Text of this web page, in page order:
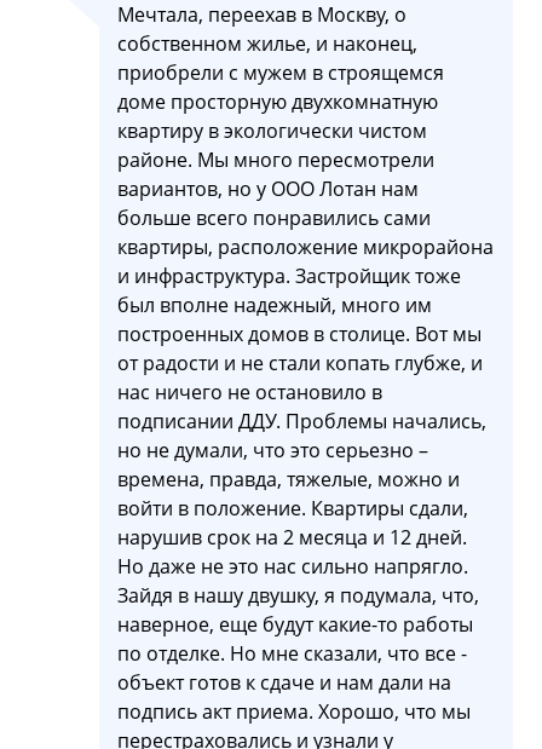
Мечтала, переехав в Москву, о
собственном жилье, и наконец,
приобрели с мужем в строящемся
доме просторную двухкомнатную
квартиру в экологически чистом
районе. Мы много пересмотрели
вариантов, но у ООО Лотан нам
больше всего понравились сами
квартиры, расположение микрорайона
и инфраструктура. Застройщик тоже
был вполне надежный, много им
построенных домов в столице. Вот мы
от радости и не стали копать глубже, и
нас ничего не остановило в
подписании ДДУ. Проблемы начались,
но не думали, что это серьезно –
времена, правда, тяжелые, можно и
войти в положение. Квартиры сдали,
нарушив срок на 2 месяца и 12 дней.
Но даже не это нас сильно напрягло.
Зайдя в нашу двушку, я подумала, что,
наверное, еще будут какие-то работы
по отделке. Но мне сказали, что все -
объект готов к сдаче и нам дали на
подпись акт приема. Хорошо, что мы
перестраховались и узнали у